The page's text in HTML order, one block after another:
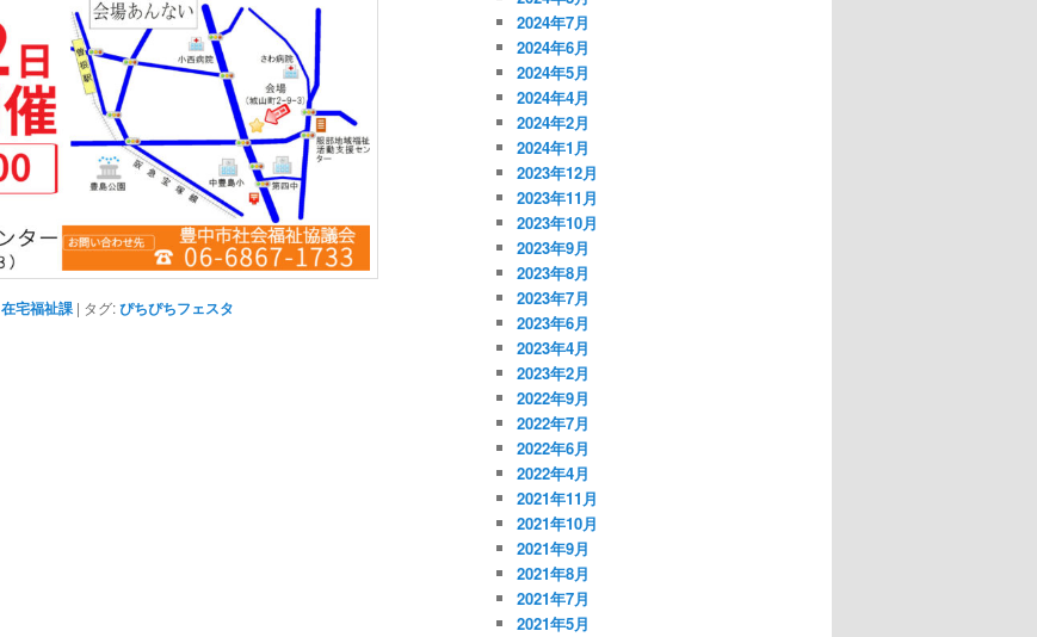
在宅福祉課 | タグ:ぴちぴちフェスタ
2024年7月
2024年6月
2024年5月
2024年4月
2024年2月
2024年1月
2023年12月
2023年11月
2023年10月
2023年9月
2023年8月
2023年7月
2023年6月
2023年4月
2023年2月
2022年9月
2022年7月
2022年6月
2022年4月
2021年11月
2021年10月
2021年9月
2021年8月
2021年7月
2021年5月